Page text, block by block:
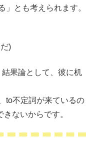
」とも考えられます。
)
果論として、彼に机
to不定詞が来ているの
ないからです。